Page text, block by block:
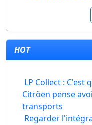
HOT
LP Collect : C'est
Citröen pense
transports
Regarder